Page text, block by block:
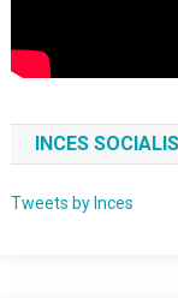
INCES
Tweets by Inces